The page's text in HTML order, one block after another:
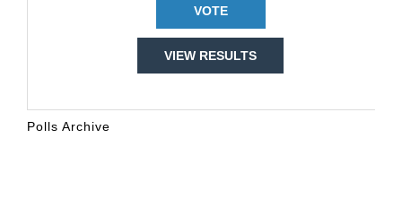
VIEW RESULTS
Polls Archive